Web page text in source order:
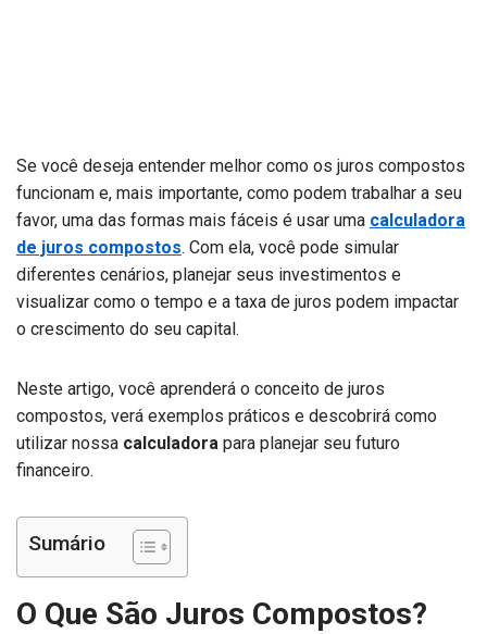
Se você deseja entender melhor como os juros compostos
funcionam e, mais importante, como podem trabalhar a seu
favor, uma das formas mais fáceis é usar uma calculadora
de juros compostos. Com ela, você pode simular
diferentes cenários, planejar seus investimentos e
visualizar como o tempo e a taxa de juros podem impactar
o crescimento do seu capital.
Neste artigo, você aprenderá o conceito de juros
compostos, verá exemplos práticos e descobrirá como
utilizar nossa calculadora para planejar seu futuro
financeiro.
Sumário
O Que São Juros Compostos?